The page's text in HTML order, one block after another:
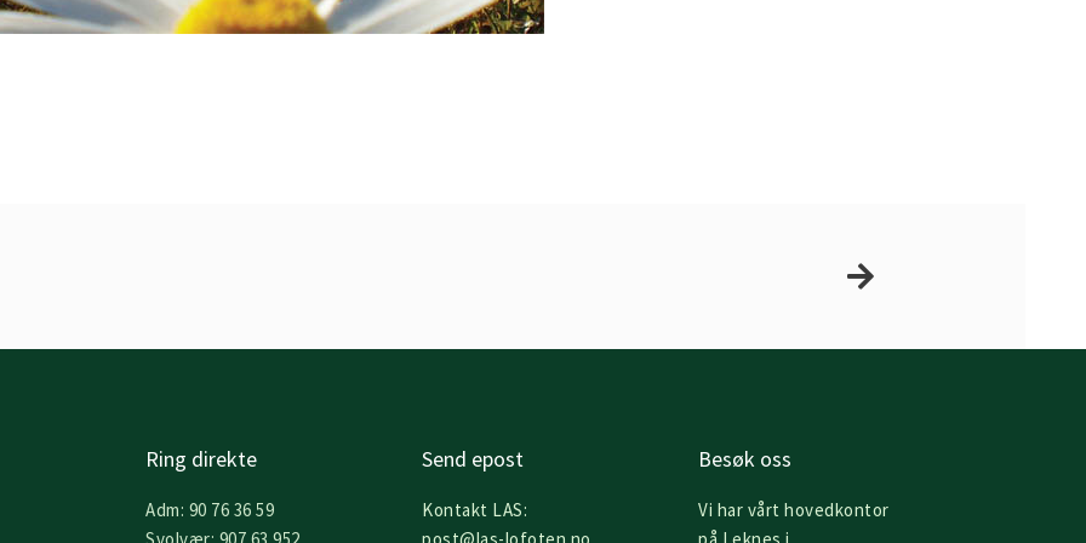
Next
Ring direkte
Adm: 90 76 36 59
Send epost
Kontakt LAS:
Besøk oss
Vi har vårt hovedkontor